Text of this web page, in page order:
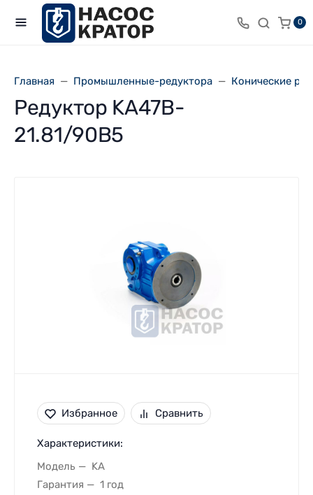
0
Главная Промышленные-редуктора Конические
Редуктор KA47B-
21.81/90В5
Избранное Сравнить
Характеристики:
Модель
KA
Гарантия
1 год